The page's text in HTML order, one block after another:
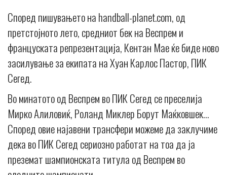
Според пишувањето на handball-planet.com, од
претстојното лето, средниот бек на Веспрем и
француската репрезентација, Кентан Мае ќе биде ново
засилување за екипата на Хуан Карлос Пастор, ПИК
Сегед.
Во минатото од Веспрем во ПИК Сегед се преселија
Мирко Алиловиќ, Роланд Миклер Борут Маќковшек…
Според овие најавени трансфери можеме да заклучиме
дека во ПИК Сегед сериозно работат на тоа да ја
преземат шампионската титула од Веспрем во